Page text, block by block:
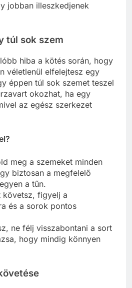
jobban illeszkedjenek
túl sok szem
hiba a kötés során, hogy
véletlenül elfelejtesz egy
éppen túl sok szemet teszel
okozhat, ha egy
az egész szerkezet
meg a szemeket minden
biztosan a megfelelő
a tűn.
követsz, figyelj a
és a sorok pontos
ne félj visszabontani a sort
hogy mindig könnyen